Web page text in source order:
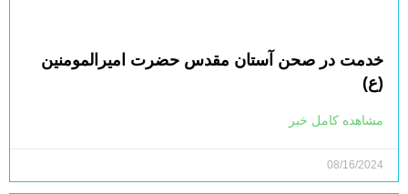
خدمت در صحن آستان مقدس حضرت امیرالمومنین
(ع)
مشاهده کامل خبر
08/16/2024